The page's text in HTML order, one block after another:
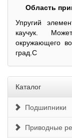
Область
Упругий
каучук.
окружающего
град.С
Каталог
Подшипники
Приводные